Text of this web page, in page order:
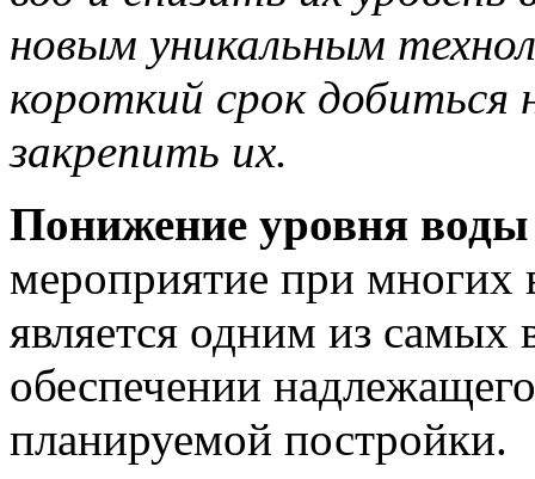
новым уникальным
короткий срок добиться
закрепить их.
Понижение уровня воды
мероприятие при многих
является одним из
обеспечении
планируемой постройки.